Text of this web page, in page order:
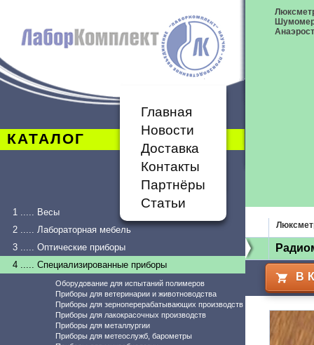
КАТАЛОГ
Главная
Новости
Доставка
Контакты
Партнёры
Статьи
1 ..... Весы
2 ..... Лабораторная мебель
3 ..... Оптические приборы
4 ..... Специализированные приборы
Оборудование для испытаний полимеров
Приборы для ветеринарии и животноводства
Приборы для зерноперерабатывающих производств
Приборы для лакокрасочных производств
Приборы для металлургии
Приборы для метеослужб, барометры
В